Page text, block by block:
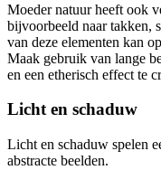
Moeder natuur heeft ook
bijvoorbeeld naar takken,
van deze elementen kan
Maak gebruik van lange
en een etherisch effect te
Licht en schaduw
Licht en schaduw spelen
abstracte beelden.